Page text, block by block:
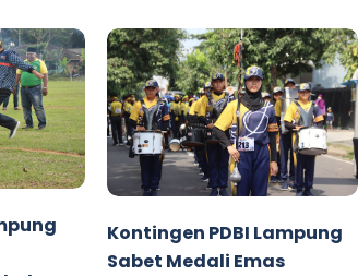
Kontingen PDBI Lampung
Sabet Medali Emas